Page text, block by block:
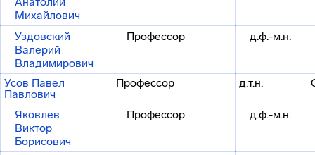
Михайлович
Уздовский
Валерий
Владимирович
Профессор д.ф.-м.н.
Усов Павел
Павлович
Профессор д.т.н.
Яковлев
Виктор
Борисович
Профессор д.ф.-м.н.